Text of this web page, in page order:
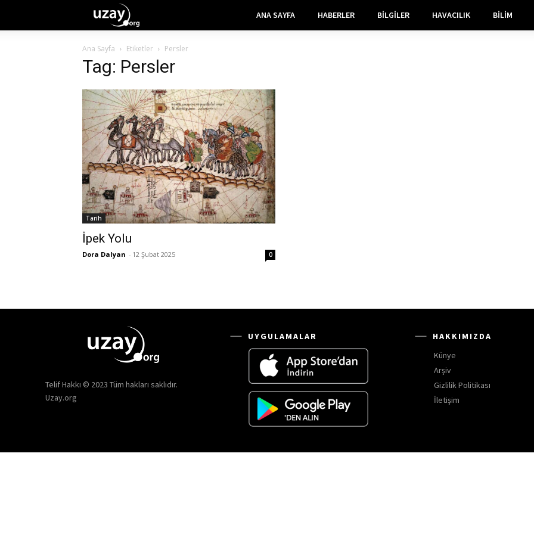
ANA SAYFA HABERLER BILGILER HAVACILIK BILIM
Ana Sayfa Etiketler Persler
Tag: Persler
Tarih
İpek Yolu
Dora Dalyan - 12 Şubat 2025 0
Telif Hakkı © 2023 Tüm hakları saklıdır.
Uzay.org
UYGULAMALAR
HAKKIMIZDA
Künye
Arşiv
Gizlilik Politikası
İletişim